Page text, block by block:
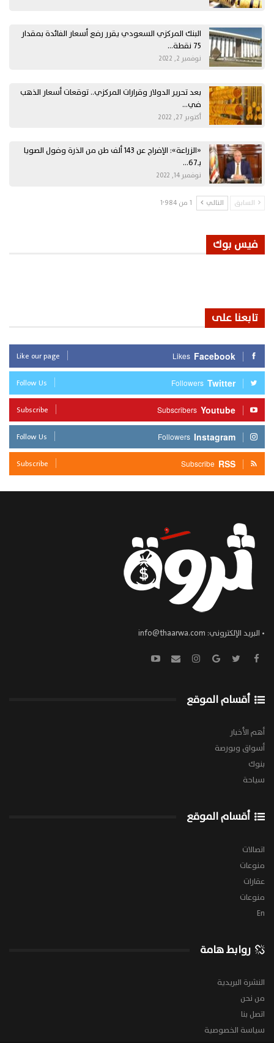
البنك المركزي السعودي يقرر رفع أسعار الفائدة بمقدار
75 نقطة…
نوفمبر 2, 2022
بعد تحرير الدولار وقرارات المركزي.. توقعات أسعار الذهب
في…
أكتوبر 27, 2022
«الزراعة»: الإفراج عن 143 ألف طن من الذرة وفول الصويا
بـ67…
نوفمبر 14, 2022
السابق التالي 1 من 1٬984
فيس بوك
تابعنا على
Facebook
Likes
Like our page
Twitter
Followers
Follow Us
Youtube
Subscribers
Subscribe
Instagram
Followers
Follow Us
RSS
Subscribe
Subscribe
• البريد الإلكتروني: info@thaarwa.com
أقسام الموقع
أهم الأخبار
أسواق وبورصة
بنوك
سياحة
أقسام الموقع
اتصالات
منوعات
عقارات
منوعات
En
روابط هامة
النشرة البريدية
من نحن
اتصل بنا
سياسة الخصوصية